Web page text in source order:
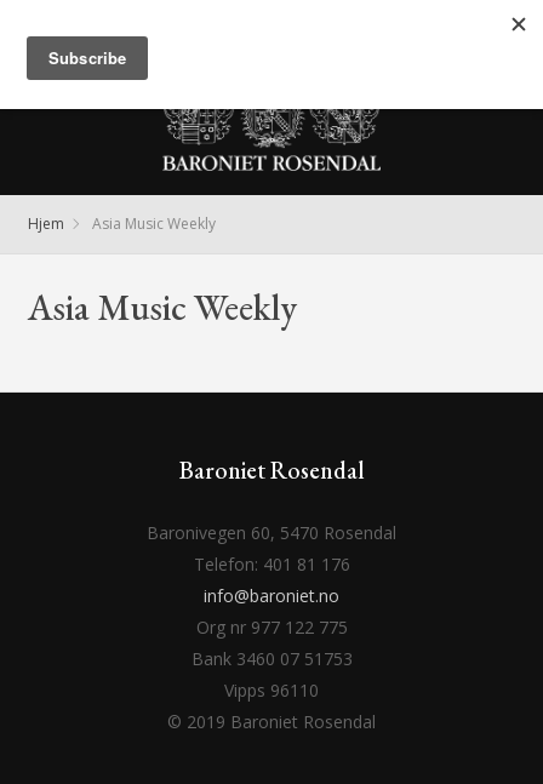
Hjem Asia Music Weekly
Asia Music Weekly
Baroniet Rosendal
Baronivegen 60, 5470 Rosendal
Telefon: 401 81 176
info@baroniet.no
Org nr 977 122 775
Bank 3460 07 51753
Vipps 96110
© 2019 Baroniet Rosendal